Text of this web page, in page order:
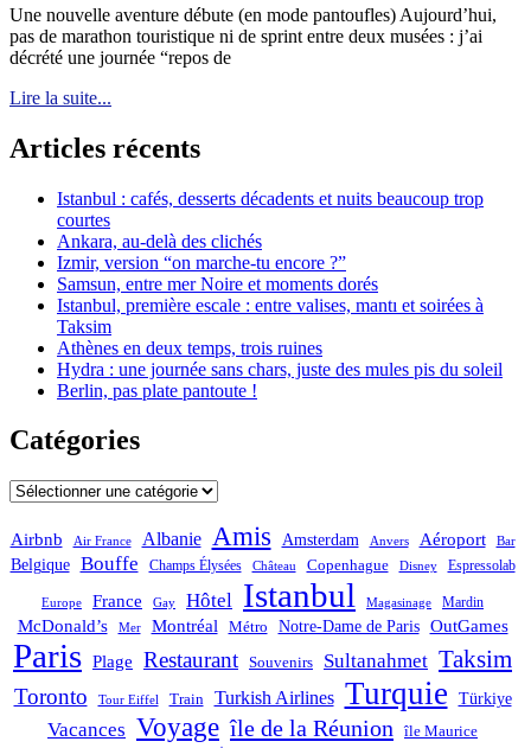
Une nouvelle aventure débute (en mode pantoufles) Aujourd’hui,
pas de marathon touristique ni de sprint entre deux musées : j’ai
décrété une journée “repos de
Lire la suite...
Articles récents
Istanbul : cafés, desserts décadents et nuits beaucoup trop
courtes
Ankara, au-delà des clichés
Izmir, version “on marche-tu encore ?”
Samsun, entre mer Noire et moments dorés
Istanbul, première escale : entre valises, mantı et soirées à
Taksim
Athènes en deux temps, trois ruines
Hydra : une journée sans chars, juste des mules pis du soleil
Berlin, pas plate pantoute !
Catégories
Catégories
Airbnb Air France Albanie Amis Amsterdam Anvers Aéroport Bar
Belgique Bouffe Champs Élysées Château Copenhague Disney Espressolab
Europe France Gay Hôtel Istanbul Magasinage Mardin
McDonald’s Mer Montréal Métro Notre-Dame de Paris OutGames
Paris Plage Restaurant Souvenirs Sultanahmet Taksim
Toronto Tour Eiffel Train Turkish Airlines Turquie Türkiye
Vacances Voyage île de la Réunion
île Maurice